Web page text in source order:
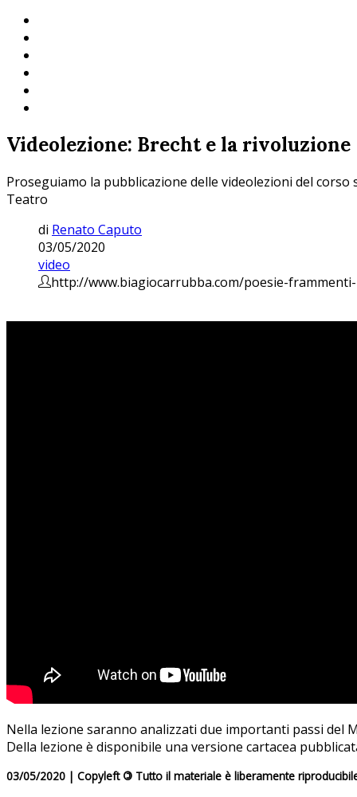
Videolezione: Brecht e la rivoluzione
Proseguiamo la pubblicazione delle videolezioni del
Teatro
di Renato Caputo
03/05/2020
video
http://www.biagiocarrubba.com/poesie-
Nella lezione saranno analizzati due importanti passi del
Della lezione è disponibile una versione cartacea
03/05/2020 | Copyleft © Tutto il materiale è liberamente